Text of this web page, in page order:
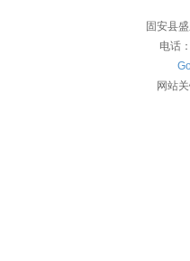
固安县
电话
网站